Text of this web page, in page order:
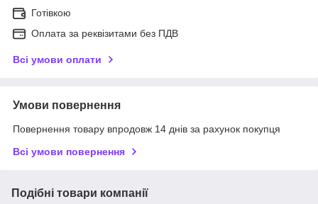
Готівкою
Оплата за реквізитами без ПДВ
Всі умови оплати
Умови повернення
Повернення товару впродовж 14 днів за рахунок покупця
Всі умови повернення
Подібні товари компанії